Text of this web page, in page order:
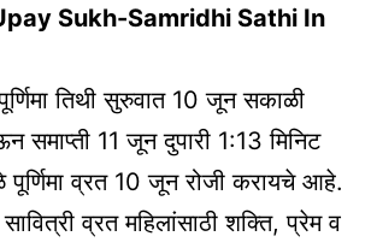
Sukh-Samridhi Sathi In
तिथी सुरुवात 10 जून सकाळी
समाप्ती 11 जून दुपारी 1:13 मिनिट
पूर्णिमा व्रत 10 जून रोजी करायचे आहे.
सावित्री व्रत महिलांसाठी शक्ति, प्रेम व